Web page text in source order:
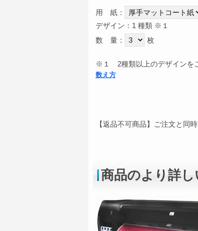
用 紙：
デザイン：1 種類 ※１
数 量：
枚
※１ 2種類以上のデザインを
数え方
【返品不可商品】ご注文と同
商品のより詳し